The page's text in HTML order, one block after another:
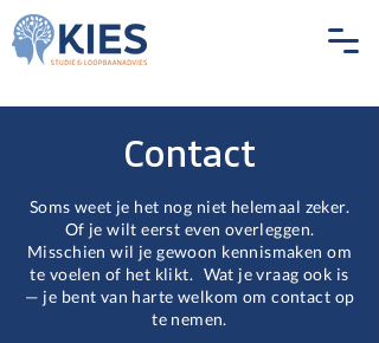
Contact
Soms weet je het nog niet helemaal zeker.
Of je wilt eerst even overleggen.
Misschien wil je gewoon kennismaken om
te voelen of het klikt. Wat je vraag ook is
— je bent van harte welkom om contact op
te nemen.